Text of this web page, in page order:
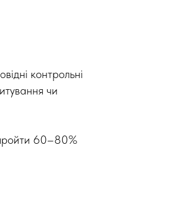
контрольні
чи
60–80%